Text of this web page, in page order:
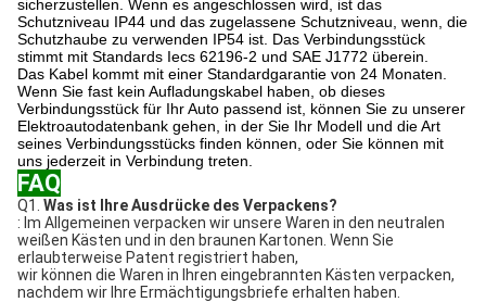
sicherzustellen. Wenn es angeschlossen wird, ist das
Schutzniveau IP44 und das zugelassene Schutzniveau, wenn, die
Schutzhaube zu verwenden IP54 ist. Das Verbindungsstück
stimmt mit Standards Iecs 62196-2 und SAE J1772 überein.
Das Kabel kommt mit einer Standardgarantie von 24 Monaten.
Wenn Sie fast kein Aufladungskabel haben, ob dieses
Verbindungsstück für Ihr Auto passend ist, können Sie zu unserer
Elektroautodatenbank gehen, in der Sie Ihr Modell und die Art
seines Verbindungsstücks finden können, oder Sie können mit
uns jederzeit in Verbindung treten.
FAQ
Q1. Was ist Ihre Ausdrücke des Verpackens?
: Im Allgemeinen verpacken wir unsere Waren in den neutralen
weißen Kästen und in den braunen Kartonen. Wenn Sie
erlaubterweise Patent registriert haben,
wir können die Waren in Ihren eingebrannten Kästen verpacken,
nachdem wir Ihre Ermächtigungsbriefe erhalten haben.